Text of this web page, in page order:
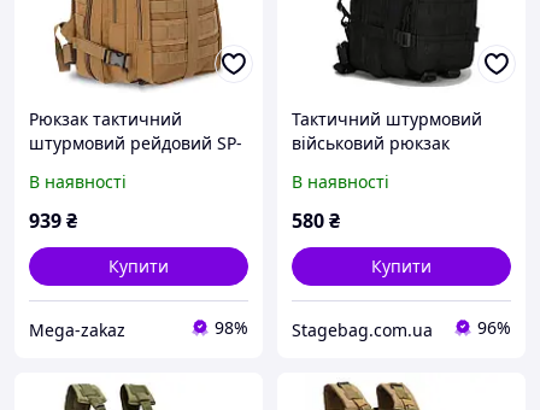
Рюкзак тактичний
штурмовий рейдовий SP-
Khaki
В наявності
939₴
Купити
Mega-zakaz 98%
Тактичний штурмовий
військовий рюкзак
Чорний
В наявності
580₴
Купити
Stagebag.com.ua 96%